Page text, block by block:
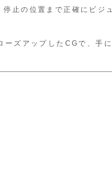
止の位置まで正確にビジ
ズアップしたCGで、手に